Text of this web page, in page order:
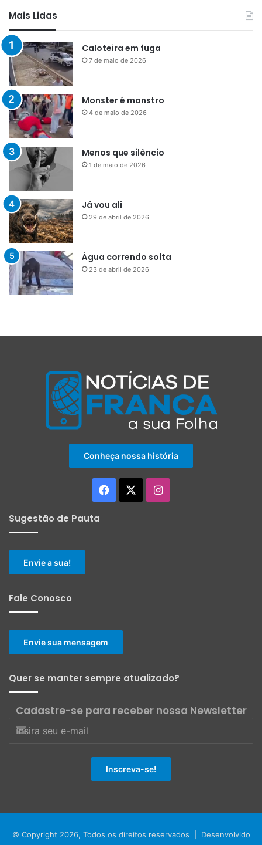
Mais Lidas
Caloteira em fuga
7 de maio de 2026
Monster é monstro
4 de maio de 2026
Menos que silêncio
1 de maio de 2026
Já vou ali
29 de abril de 2026
Água correndo solta
23 de abril de 2026
Conheça nossa história
Facebook Instagram
Sugestão de Pauta
Envie a sua!
Fale Conosco
Envie sua mensagem
Quer se manter sempre atualizado?
Cadastre-se para receber nossa Newsletter
© Copyright 2026, Todos os direitos reservados | Desenvolvido